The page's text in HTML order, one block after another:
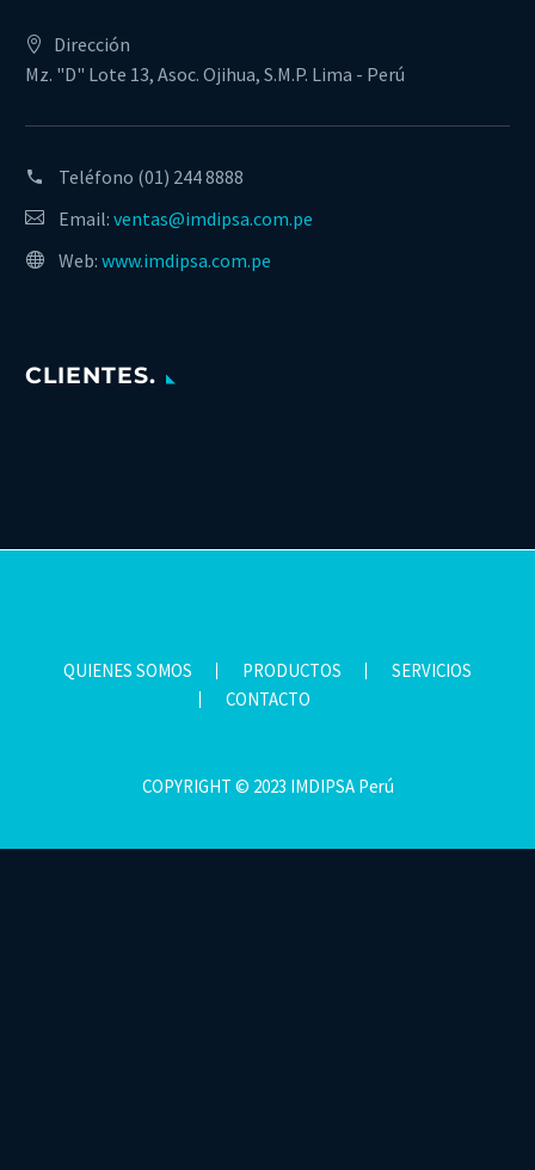
Dirección
Mz. "D" Lote 13, Asoc. Ojihua, S.M.P. Lima - Perú
Teléfono (01) 244 8888
Email: ventas@imdipsa.com.pe
Web: www.imdipsa.com.pe
CLIENTES.
QUIENES SOMOS PRODUCTOS
SERVICIOS
CONTACTO
COPYRIGHT © 2023 IMDIPSA Perú